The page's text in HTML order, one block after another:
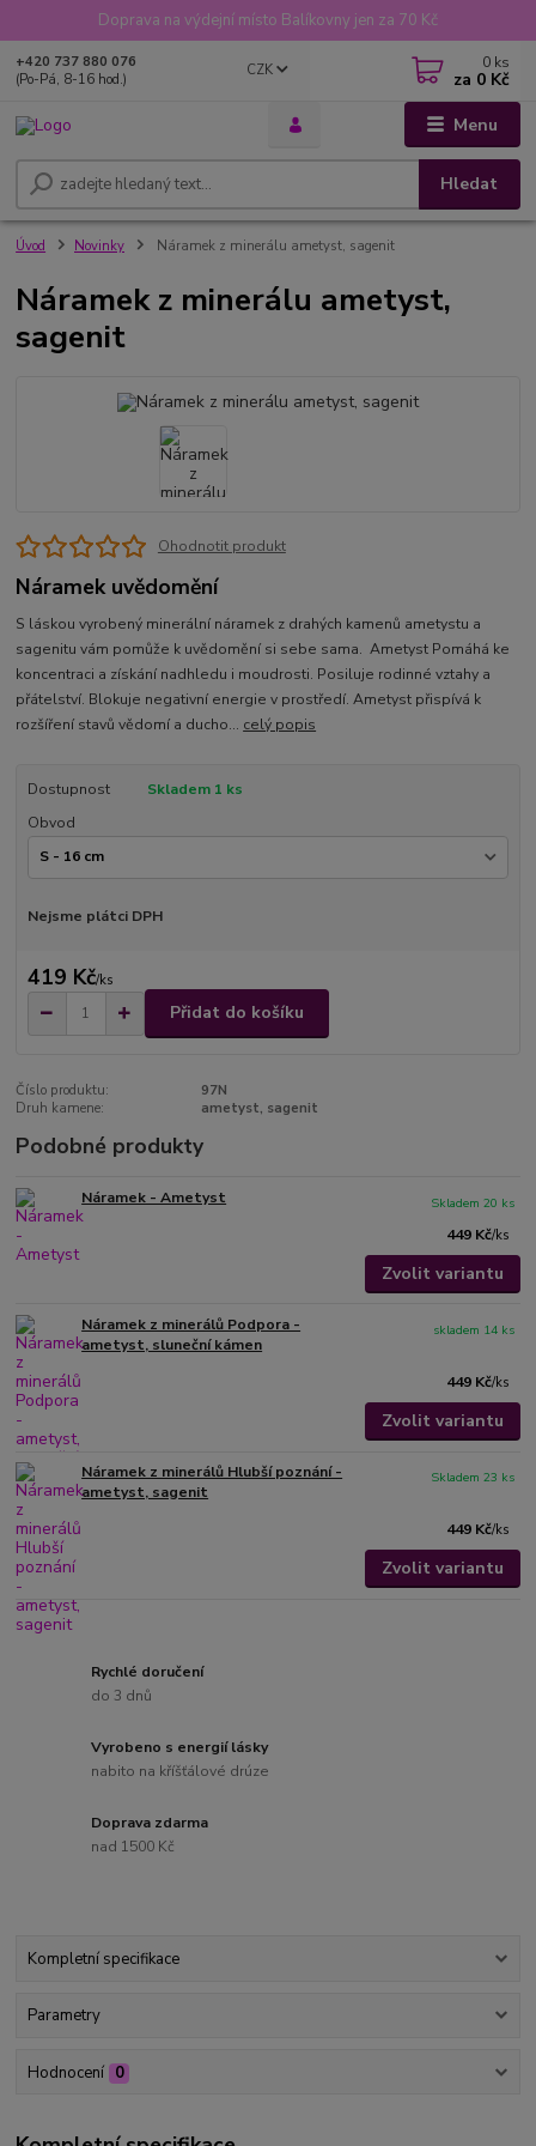
Doprava na výdejní místo Balíkovny jen za 70 Kč
Menu
CZK
Hledat
+420 737 880 076
(Po-Pá, 8-16 hod.)
0 ks
za 0 Kč
Úvod Novinky Náramek z minerálu ametyst, sagenit
Náramek z minerálu ametyst,
sagenit
Ohodnotit produkt
Náramek uvědomění
S láskou vyrobený minerální náramek z drahých kamenů ametystu a
sagenitu vám pomůže k uvědomění si sebe sama. Ametyst Pomáhá ke
koncentraci a získání nadhledu i moudrosti. Posiluje rodinné vztahy a
přátelství. Blokuje negativní energie v prostředí. Ametyst přispívá k
rozšíření stavů vědomí a ducho... celý popis
Dostupnost
Skladem 1 ks
Obvod
Nejsme plátci DPH
419 Kč/ks
Přidat do košíku
Číslo produktu:
97N
Druh kamene:
ametyst, sagenit
Podobné produkty
Náramek - Ametyst
449 Kč/ks
Skladem 20 ks
Zvolit variantu
Náramek z minerálů Podpora -
ametyst, sluneční kámen
449 Kč/ks
skladem 14 ks
Zvolit variantu
Náramek z minerálů Hlubší poznání -
ametyst, sagenit
449 Kč/ks
Skladem 23 ks
Zvolit variantu
Rychlé doručení
do 3 dnů
Vyrobeno s energií lásky
nabito na kříšťálové drúze
Doprava zdarma
nad 1500 Kč
Kompletní specifikace
Parametry
Hodnocení 0